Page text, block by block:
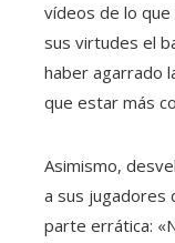
vídeos de lo que
sus virtudes el
haber agarrado
que estar más
Asimismo,
a sus jugadores
parte errática: